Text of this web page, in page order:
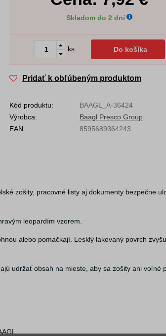
Skladom do 2 dní
ks Do košíka
Pridať k obľúbeným produktom
Kód produktu:
BAAGL_A-36424
Výrobca:
Baagl Presco Group
EAN:
8595689364243
zošity, pracovné listy aj dokumenty bezpečne
leopardím vzorem.
alebo pomačkají. Lesklý lakovaný povrch
udržať obsah na mieste, aby sa zošity ani voľné